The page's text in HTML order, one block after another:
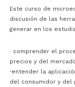
Este curso de
discusión de las
generar en los
· comprender el
precios y del
·entender la
del consumidor y del